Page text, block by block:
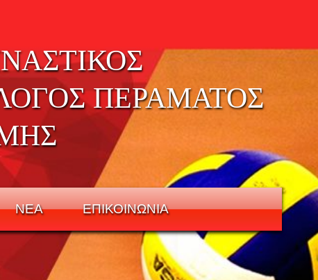
ΠΕΡΑΜΑΤΟΣ
ΝΕΑ ΕΠΙΚΟΙΝΩΝΙΑ